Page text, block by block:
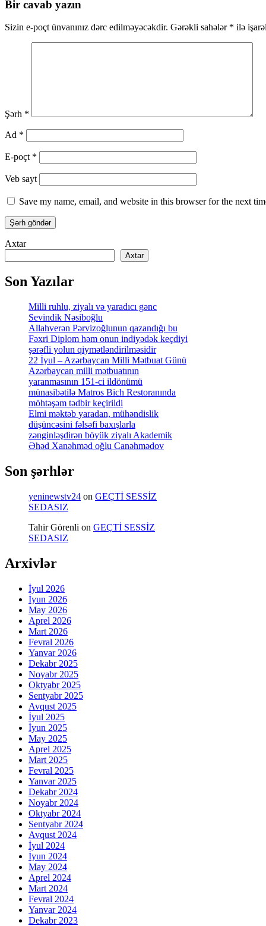
Bir cavab yazın
Sizin e-poçt ünvanınız dərc edilməyəcəkdir. Gərəkli sahələr * ilə
Şərh *
Ad *
E-poçt *
Veb sayt
Save my name, email, and website in this browser for the next
Axtar
Axtar
Son Yazılar
Milli ruhlu, ziyalı və yaradıcı gənc
Sevindik Nəsiboğlu
Allahverən Pərvizoğlunun qazandığı bu
Fəxri Diplom həm onun indiyədək keçdiyi
şərəfli yolun qiymətləndirilməsidir
22 İyul – Azərbaycan Milli Mətbuat Günü
Azərbaycan milli mətbuatının
yaranmasının 151-ci ildönümü
münasibətilə Matros Bich Restoranında
möhtəşəm tədbir keçirildi
Elmi məktəb yaradan, mühəndislik
düşüncəsini fəlsəfi baxışlarla
zənginləşdirən böyük ziyalı Akademik
Əhəd Xanəhməd oğlu Canəhmədov
Son şərhlər
yeninewstv24 on GEÇTİ SESSİZ
SEDASIZ
Tahir Görenli on GEÇTİ SESSİZ
SEDASIZ
Arxivlər
İyul 2026
İyun 2026
May 2026
Aprel 2026
Mart 2026
Fevral 2026
Yanvar 2026
Dekabr 2025
Noyabr 2025
Oktyabr 2025
Sentyabr 2025
Avqust 2025
İyul 2025
İyun 2025
May 2025
Aprel 2025
Mart 2025
Fevral 2025
Yanvar 2025
Dekabr 2024
Noyabr 2024
Oktyabr 2024
Sentyabr 2024
Avqust 2024
İyul 2024
İyun 2024
May 2024
Aprel 2024
Mart 2024
Fevral 2024
Yanvar 2024
Dekabr 2023